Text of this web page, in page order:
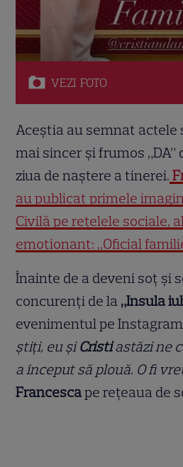
VEZI FOTO
Aceștia au semnat actele
mai sincer și frumos
ziua de naștere a tinerei.
au publicat primele
Civilă pe rețelele sociale,
emoționant: „Oficial
Înainte de a deveni soț și
concurenți de la „Insula
evenimentul pe
știți, eu șiCristiastăzi ne
a început să plouă. O fi
Francescape rețeaua de